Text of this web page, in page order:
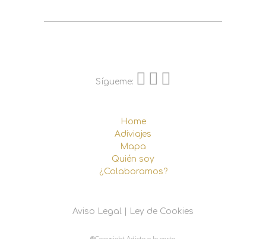
Sígueme:
Home
Adiviajes
Mapa
Quién soy
¿Colaboramos?
Aviso Legal Ley de Cookies